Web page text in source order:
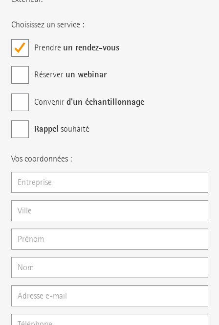
Choisissez un service :
Prendre un rendez-vous
Réserver un webinar
Convenird’un échantillonnage
Rappel souhaité
Vos coordonnées :